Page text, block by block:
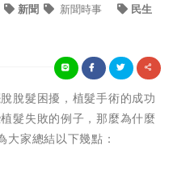
新聞 新聞時事 民生
脫髮困擾，植髮手術的成功
髮失敗的例子，那麼為什麼
家總結以下幾點：